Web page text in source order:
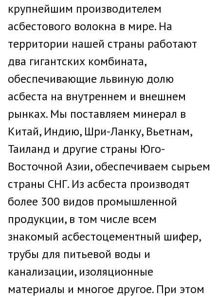
крупнейшим производителем
асбестового волокна в мире. На
территории нашей страны работают
два гигантских комбината,
обеспечивающие львиную долю
асбеста на внутреннем и внешнем
рынках. Мы поставляем минерал в
Китай, Индию, Шри-Ланку, Вьетнам,
Таиланд и другие страны Юго-
Восточной Азии, обеспечиваем сырьем
страны СНГ. Из асбеста производят
более 300 видов промышленной
продукции, в том числе всем
знакомый асбестоцементный шифер,
трубы для питьевой воды и
канализации, изоляционные
материалы и многое другое. При этом